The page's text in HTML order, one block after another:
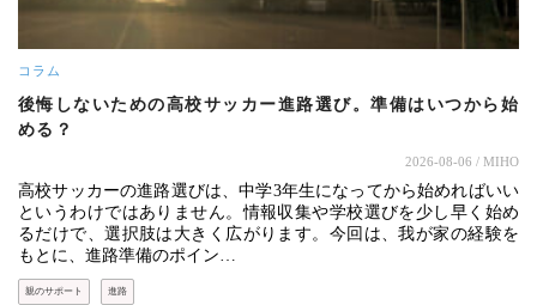
コラム
後悔しないための高校サッカー進路選び。準備はいつから始
める？
2026-08-06 / MIHO
高校サッカーの進路選びは、中学3年生になってから始めればいい
というわけではありません。情報収集や学校選びを少し早く始め
るだけで、選択肢は大きく広がります。今回は、我が家の経験を
もとに、進路準備のポイン…
親のサポート 進路